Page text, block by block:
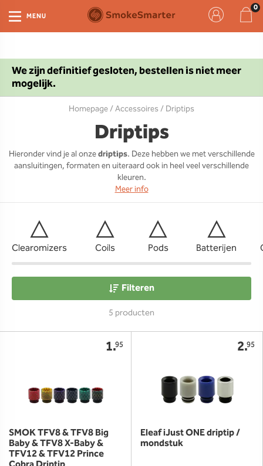
We zijn definitief gesloten, bestellen is niet meer
mogelijk.
MENU
Homepage/Accessoires/ Driptips
Driptips
Hieronder vind je al onzedriptips. Deze hebben we met verschillende
aansluitingen, formaten en uiteraard ook in heel veel verschillende
kleuren.
Meer info
Clearomizers Coils Pods Batterijen
Filteren
5 producten
1.95
SMOK TFV8 & TFV8 Big
Baby & TFV8 X-Baby &
TFV12 & TFV12 Prince
2.95
Eleaf iJust ONE driptip /
mondstuk